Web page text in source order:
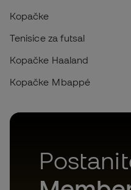
Kopačke
Tenisice za futsal
Kopačke Haaland
Kopačke Mbappé